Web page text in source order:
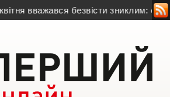
безвісти зниклим: офіційно